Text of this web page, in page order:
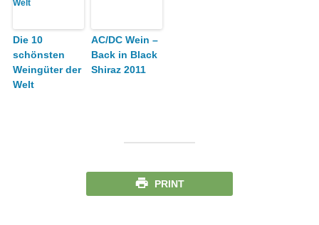
Die 10
schönsten
Weingüter der
Welt
AC/DC Wein –
Back in Black
Shiraz 2011
PRINT